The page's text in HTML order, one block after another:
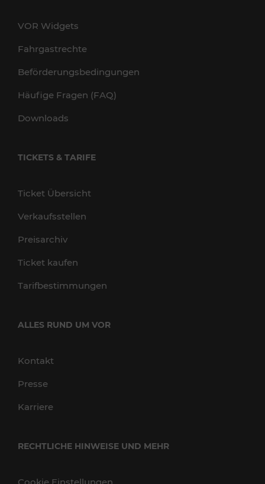
VOR Widgets
Fahrgastrechte
Beförderungsbedingungen
Häufige Fragen (FAQ)
Downloads
TICKETS & TARIFE
Ticket Übersicht
Verkaufsstellen
Preisarchiv
Ticket kaufen
Tarifbestimmungen
ALLES RUND UM VOR
Kontakt
Presse
Karriere
RECHTLICHE HINWEISE UND MEHR